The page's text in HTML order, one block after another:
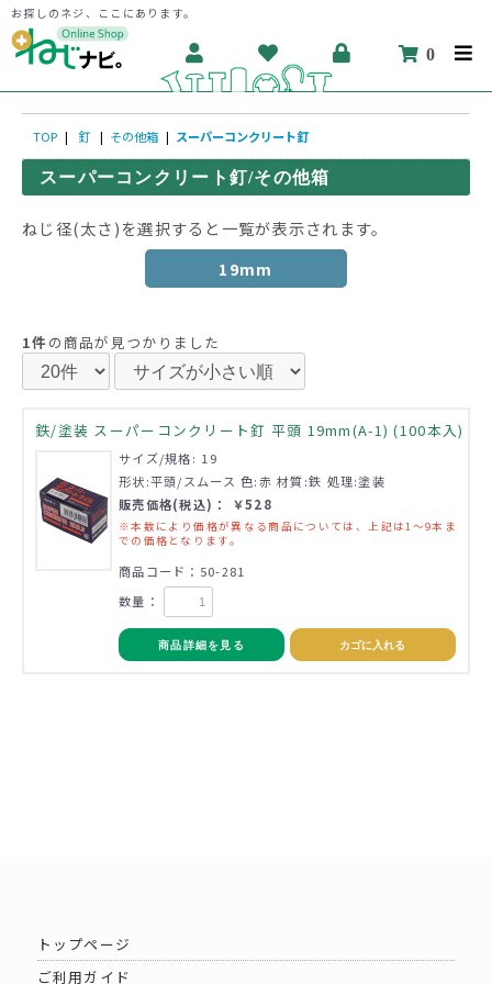
お探しのネジ、ここにあります。
0
TOP | 釘 | その他箱 | スーパーコンクリート釘
スーパーコンクリート釘/その他箱
ねじ径(太さ)を選択すると一覧が表示されます。
19mm
1件の商品が見つかりました
鉄/塗装 スーパーコンクリート釘 平頭 19mm(A-1) (100本入)
サイズ/規格: 19
形状:平頭/スムース 色:赤 材質:鉄 処理:塗装
販売価格(税込)： ￥528
※本数により価格が異なる商品については、上記は1～9本ま
での価格となります。
商品コード：50-281
数量：
商品詳細を見る カゴに入れる
トップページ
ご利用ガイド